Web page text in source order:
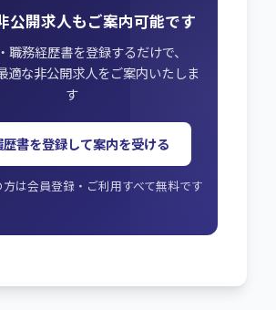
公開求人もご案内可能です
職務経歴書を登録するだけで、
適な非公開求人をご案内いたしま
す
歴書を登録して案内を受ける
は会員登録・ご利用すべて無料です